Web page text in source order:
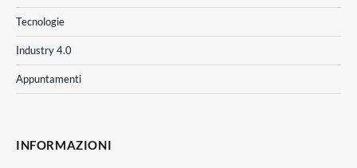
Tecnologie
Industry 4.0
Appuntamenti
INFORMAZIONI